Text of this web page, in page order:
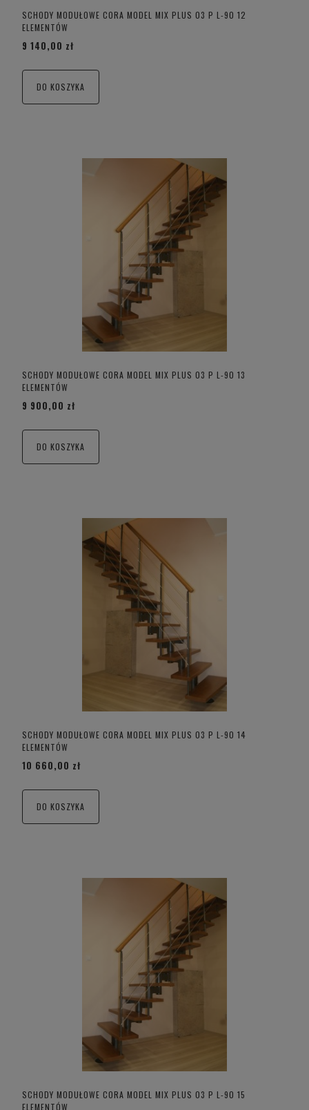
SCHODY MODUŁOWE CORA MODEL MIX PLUS 03 P L-90 12
ELEMENTÓW
9 140,00 zł
DO KOSZYKA
SCHODY MODUŁOWE CORA MODEL MIX PLUS 03 P L-90 13
ELEMENTÓW
9 900,00 zł
DO KOSZYKA
SCHODY MODUŁOWE CORA MODEL MIX PLUS 03 P L-90 14
ELEMENTÓW
10 660,00 zł
DO KOSZYKA
SCHODY MODUŁOWE CORA MODEL MIX PLUS 03 P L-90 15
ELEMENTÓW